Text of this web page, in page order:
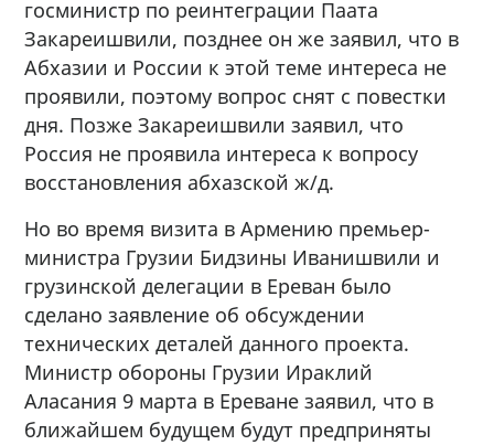
госминистр по реинтеграции Паата
Закареишвили, позднее он же заявил, что в
Абхазии и России к этой теме интереса не
проявили, поэтому вопрос снят с повестки
дня. Позже Закареишвили заявил, что
Россия не проявила интереса к вопросу
восстановления абхазской ж/д.
Но во время визита в Армению премьер-
министра Грузии Бидзины Иванишвили и
грузинской делегации в Ереван было
сделано заявление об обсуждении
технических деталей данного проекта.
Министр обороны Грузии Ираклий
Аласания 9 марта в Ереване заявил, что в
ближайшем будущем будут предприняты